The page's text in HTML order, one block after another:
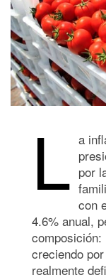
L a
por
con
4.6% anual,
creciendo
realmente